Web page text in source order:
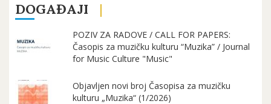
DOGAĐAJI
POZIV ZA RADOVE / CALL FOR PAPERS:
Časopis za muzičku kulturu “Muzika” / Journal
for Music Culture "Music"
Objavljen novi broj Časopisa za muzičku
kulturu „Muzika“ (1/2026)